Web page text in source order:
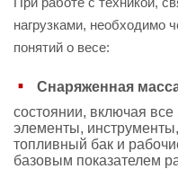
нагрузками, необходимо
понятий о весе:
Снаряженная
состоянии, включая
элементы,
топливный бак и
базовым показателем